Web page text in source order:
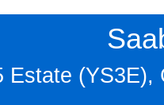
Estate (YS3E),